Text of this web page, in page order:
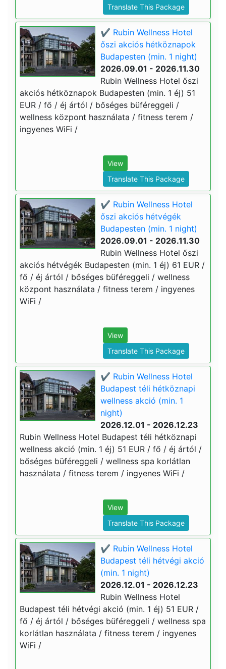
Translate This Package
✔️ Rubin Wellness Hotel
őszi akciós hétköznapok
Budapesten (min. 1 night)
2026.09.01 - 2026.11.30
Rubin Wellness Hotel őszi
akciós hétköznapok Budapesten (min. 1 éj) 51
EUR / fő / éj ártól / bőséges büféreggeli /
wellness központ használata / fitness terem /
ingyenes WiFi /
View
Translate This Package
✔️ Rubin Wellness Hotel
őszi akciós hétvégék
Budapesten (min. 1 night)
2026.09.01 - 2026.11.30
Rubin Wellness Hotel őszi
akciós hétvégék Budapesten (min. 1 éj) 61 EUR /
fő / éj ártól / bőséges büféreggeli / wellness
központ használata / fitness terem / ingyenes
WiFi /
View
Translate This Package
✔️ Rubin Wellness Hotel
Budapest téli hétköznapi
wellness akció (min. 1
night)
2026.12.01 - 2026.12.23
Rubin Wellness Hotel Budapest téli hétköznapi
wellness akció (min. 1 éj) 51 EUR / fő / éj ártól /
bőséges büféreggeli / wellness spa korlátlan
használata / fitness terem / ingyenes WiFi /
View
Translate This Package
✔️ Rubin Wellness Hotel
Budapest téli hétvégi akció
(min. 1 night)
2026.12.01 - 2026.12.23
Rubin Wellness Hotel
Budapest téli hétvégi akció (min. 1 éj) 51 EUR /
fő / éj ártól / bőséges büféreggeli / wellness spa
korlátlan használata / fitness terem / ingyenes
WiFi /